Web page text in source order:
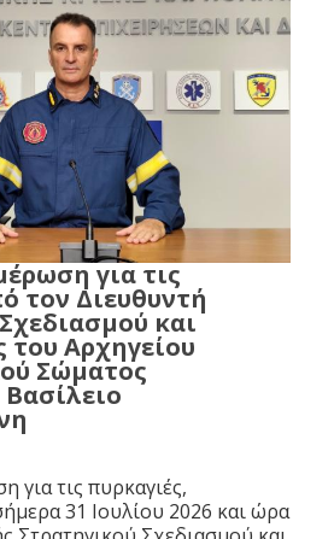
για τις
τον Διευθυντή
και
του Αρχηγείου
Σώματος
για τις πυρκαγιές,
31 Ιουλίου 2026 και ώρα